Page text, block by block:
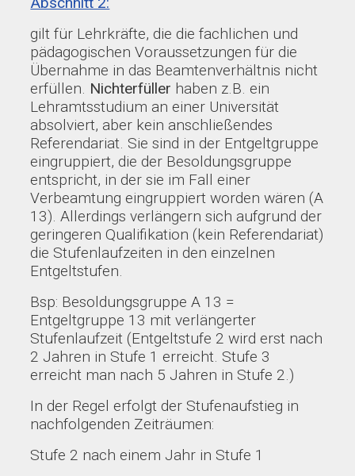
gilt für Lehrkräfte, die die fachlichen und
pädagogischen Voraussetzungen für die
Übernahme in das Beamtenverhältnis nicht
erfüllen. Nichterfüller haben z.B. ein
Lehramtsstudium an einer Universität
absolviert, aber kein anschließendes
Referendariat. Sie sind in der Entgeltgruppe
eingruppiert, die der Besoldungsgruppe
entspricht, in der sie im Fall einer
Verbeamtung eingruppiert worden wären (A
13). Allerdings verlängern sich aufgrund der
geringeren Qualifikation (kein Referendariat)
die Stufenlaufzeiten in den einzelnen
Entgeltstufen.
Bsp: Besoldungsgruppe A 13 =
Entgeltgruppe 13 mit verlängerter
Stufenlaufzeit (Entgeltstufe 2 wird erst nach
2 Jahren in Stufe 1 erreicht. Stufe 3
erreicht man nach 5 Jahren in Stufe 2.)
In der Regel erfolgt der Stufenaufstieg in
nachfolgenden Zeiträumen:
Stufe 2 nach einem Jahr in Stufe 1